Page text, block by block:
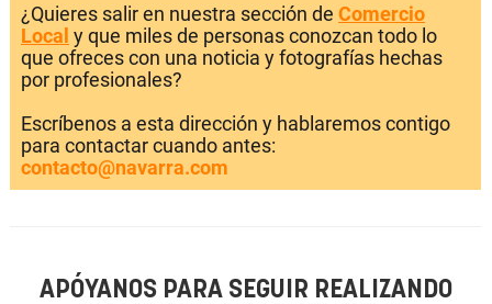
¿Quieres salir en nuestra sección de Comercio
Local y que miles de personas conozcan todo lo
que ofreces con una noticia y fotografías hechas
por profesionales?
Escríbenos a esta dirección y hablaremos contigo
para contactar cuando antes:
contacto@navarra.com
APÓYANOS PARA SEGUIR REALIZANDO